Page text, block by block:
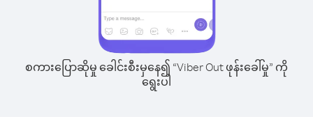
စကားပြောဆိုမှု ခေါင်းစီးမှနေ၍ “Viber Out ဖုန်းခေါ်မှု” ကို
ရွေးပါ